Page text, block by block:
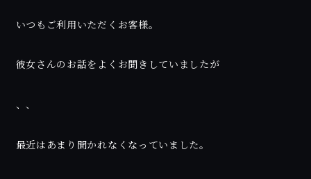
いつもご利用いただくお客様。
彼女さんのお話をよくお聞きしていましたが
、、
最近はあまり聞かれなくなっていました。